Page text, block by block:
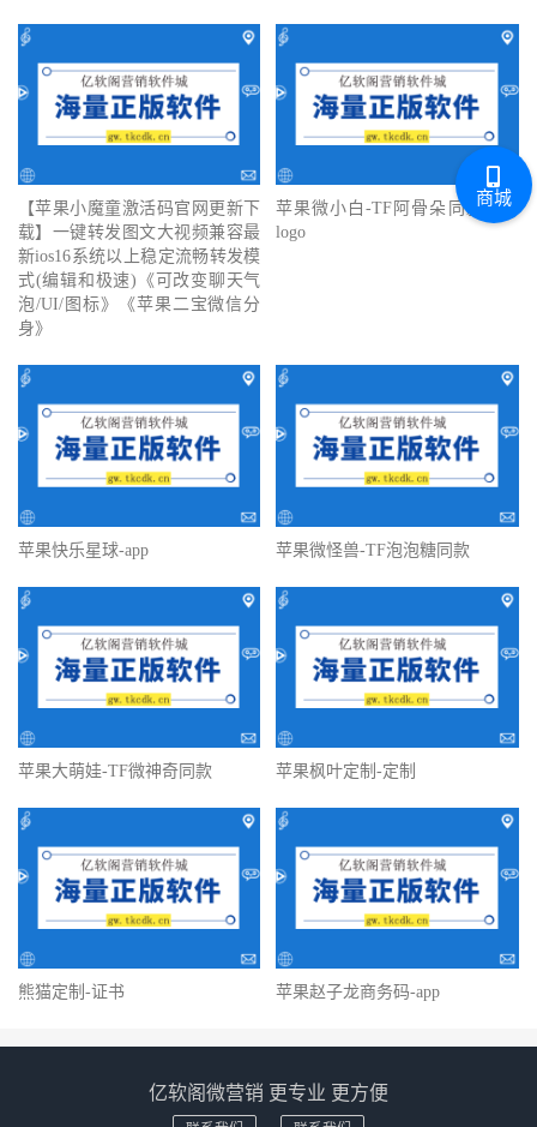
【苹果小魔童激活码官网更新下
载】一键转发图文大视频兼容最
新ios16系统以上稳定流畅转发模
式(编辑和极速)《可改变聊天气
泡/UI/图标》《苹果二宝微信分
身》
苹果微小白-TF阿骨朵同款没有
logo
苹果快乐星球-app 苹果微怪兽-TF泡泡糖同款
苹果大萌娃-TF微神奇同款 苹果枫叶定制-定制
熊猫定制-证书 苹果赵子龙商务码-app
亿软阁微营销 更专业 更方便
商城